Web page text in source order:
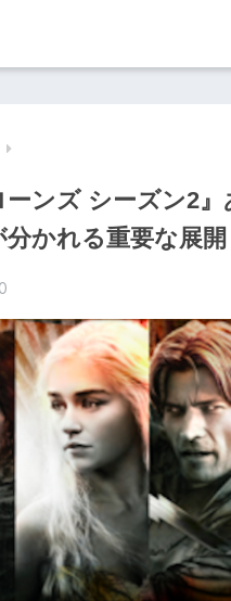
ーンズ シーズン2
かれる重要な展開